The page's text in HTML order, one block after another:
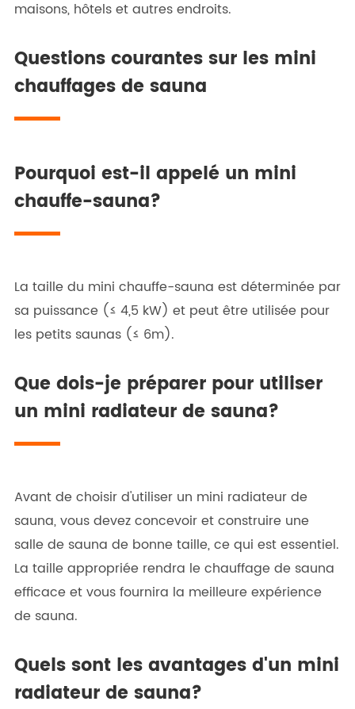
maisons, hôtels et autres endroits.
Questions courantes sur les mini
chauffages de sauna
Pourquoi est-il appelé un mini
chauffe-sauna?
La taille du mini chauffe-sauna est déterminée par
sa puissance (≤ 4,5 kW) et peut être utilisée pour
les petits saunas (≤ 6m).
Que dois-je préparer pour utiliser
un mini radiateur de sauna?
Avant de choisir d'utiliser un mini radiateur de
sauna, vous devez concevoir et construire une
salle de sauna de bonne taille, ce qui est essentiel.
La taille appropriée rendra le chauffage de sauna
efficace et vous fournira la meilleure expérience
de sauna.
Quels sont les avantages d'un mini
radiateur de sauna?